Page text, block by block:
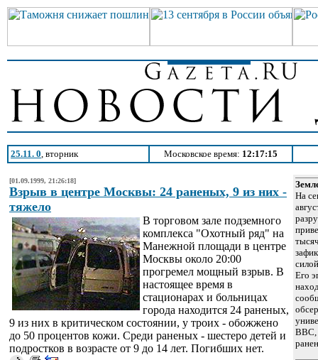
25.11. 0, вторник Московское время: 12:17:15
[01.09.1999, 21:26:18]
Взрыв в центре Москвы: 24 раненых, 9 из них -
тяжело
В торговом зале подземного
комплекса "Охотный ряд" на
Манежной площади в центре
Москвы около 20:00
прогремел мощный взрыв. В
настоящее время в
стационарах и больницах
города находится 24 раненых,
9 из них в критическом состоянии, у троих - обожжено
до 50 процентов кожи. Среди раненых - шестеро детей и
подростков в возрасте от 9 до 14 лет. Погибших нет.
На
Его
BBC,